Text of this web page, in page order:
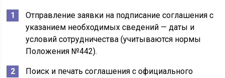
Отправление заявки на подписание соглашения с
указанием необходимых сведений — даты и
условий сотрудничества (учитываются нормы
Положения №442).
Поиск и печать соглашения с официального